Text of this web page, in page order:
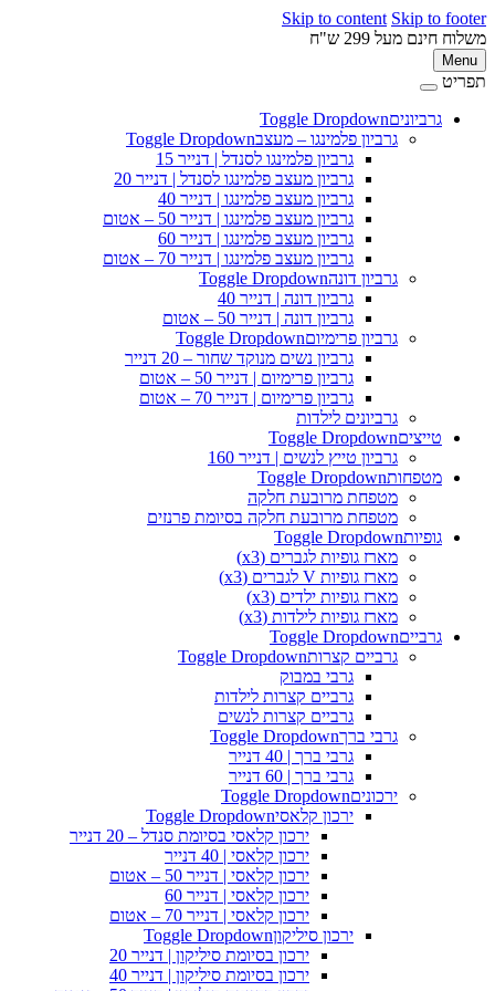
Skip to content Skip to
מעל 299 ש"ח
גרביוניםToggle Dropdown
גרביון פלמינגו – מעצבToggle Dropdown
גרביון פלמינגו לסנדל | דנייר 15
גרביון מעצב פלמינגו לסנדל | דנייר 20
גרביון מעצב פלמינגו | דנייר 40
גרביון מעצב פלמינגו | דנייר 50 – אטום
גרביון מעצב פלמינגו | דנייר 60
גרביון מעצב פלמינגו | דנייר 70 – אטום
גרביון דונהToggle Dropdown
גרביון דונה | דנייר 40
גרביון דונה | דנייר 50 – אטום
גרביון פרימיוםToggle Dropdown
גרביון נשים מנוקד שחור – 20 דנייר
גרביון פרימיום | דנייר 50 – אטום
גרביון פרימיום | דנייר 70 – אטום
גרביונים לילדות
טייצים Toggle Dropdown
גרביון טייץ לנשים | דנייר 160
מטפחותToggle Dropdown
מטפחת מרובעת חלקה
מטפחת מרובעת חלקה בסיומת פרנזים
גופיות
Toggle Dropdown
מארז גופיות לגברים (x3)
מארז גופיות V לגברים (x3)
מארז גופיות ילדים (x3)
מארז גופיות לילדות (x3)
גרביים Toggle Dropdown
גרביים קצרות Toggle Dropdown
גרבי במבוק
גרביים קצרות לילדות
גרביים קצרות לנשים
גרבי ברךToggle Dropdown
גרבי ברך | 40 דנייר
גרבי ברך | 60 דנייר
ירכוניםToggle Dropdown
ירכון קלאסי Toggle Dropdown
ירכון קלאסי בסיומת סנדל – 20 דנייר
ירכון קלאסי | 40 דנייר
ירכון קלאסי | דנייר 50 – אטום
ירכון קלאסי | דנייר 60
ירכון קלאסי | דנייר 70 – אטום
ירכון סיליקוןToggle Dropdown
ירכון בסיומת סיליקון | דנייר 20
ירכון בסיומת סיליקון | דנייר 40